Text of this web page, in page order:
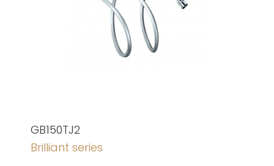
GB150TJ2
Brilliant series